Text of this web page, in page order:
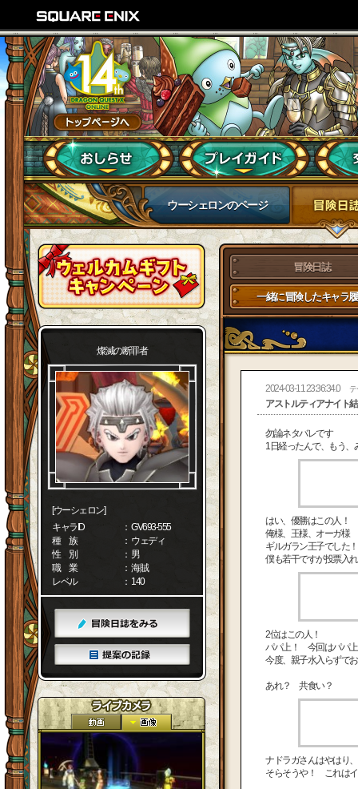
ウーシェロンのページ
燦滅の断罪者
[ウーシェロン]
キャラID
： GV693-555
種 族
： ウェディ
性 別
： 男
職 業
： 海賊
レベル
： 140
冒険日誌
一緒に冒険したキャラ
2024-03-11 23:36:34.0 テ
アストルティアナイト
勿論ネタバレです
1日経ったんで、もう、
はい、優勝はこの人！
俺様、王様、オーガ様
ギルガラン王子でした
僕も若干ですが投票入
2位はこの人！
パパ上！ 今回はパパ上
今度、親子水入らずで
あれ？ 共食い？
ナドラガさんはやはり
そらそうや！ これは